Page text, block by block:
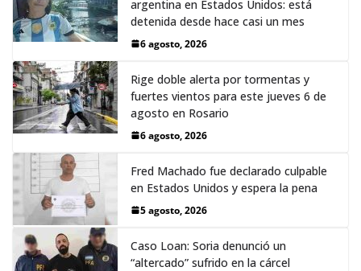
argentina en Estados Unidos: está
detenida desde hace casi un mes
6 agosto, 2026
Rige doble alerta por tormentas y
fuertes vientos para este jueves 6 de
agosto en Rosario
6 agosto, 2026
Fred Machado fue declarado culpable
en Estados Unidos y espera la pena
5 agosto, 2026
Caso Loan: Soria denunció un
“altercado” sufrido en la cárcel